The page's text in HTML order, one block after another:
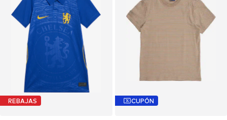
REBAJAS CUPÓN